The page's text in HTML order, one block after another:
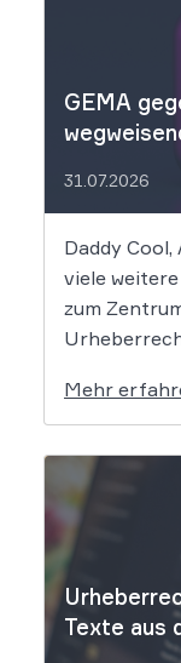
GEMA
31.07.2026
Daddy
viele
zum
will die
Dem
Musik-App
[…]
Mehr
Texte aus